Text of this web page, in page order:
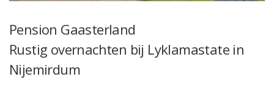
Pension Gaasterland
Rustig overnachten bij Lyklamastate in
Nijemirdum